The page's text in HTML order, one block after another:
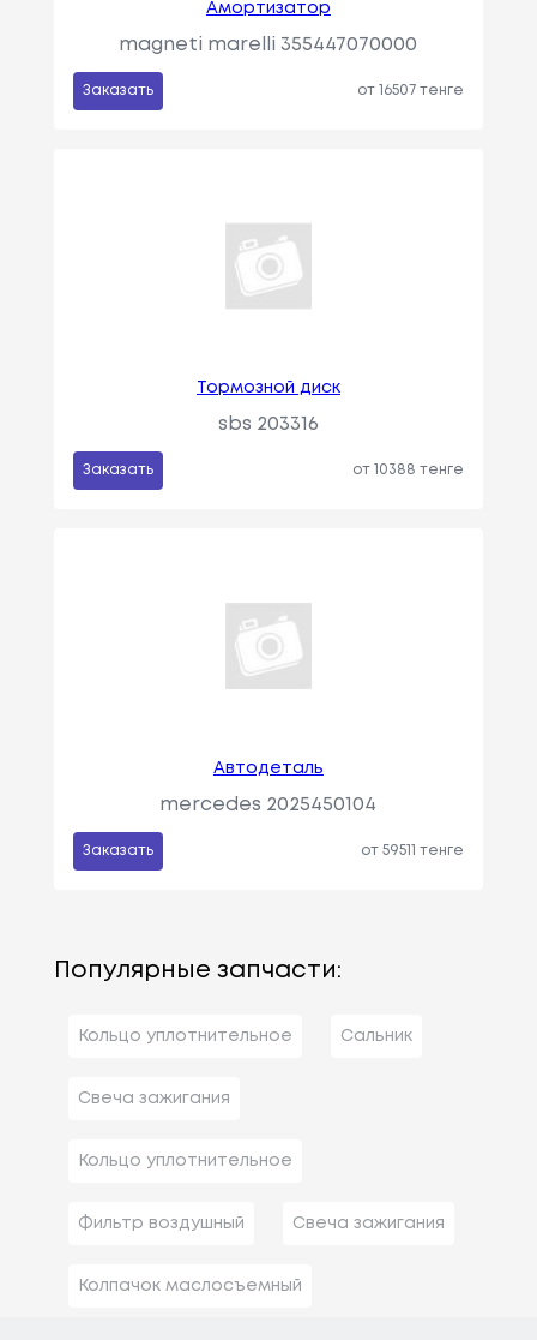
Амортизатор
magneti marelli 355447070000
Заказать от 16507 тенге
Тормозной диск
sbs 203316
Заказать от 10388 тенге
Автодеталь
mercedes 2025450104
Заказать от 59511 тенге
Популярные запчасти:
Кольцо уплотнительное Сальник
Свеча зажигания
Кольцо уплотнительное
Фильтр воздушный Свеча зажигания
Колпачок маслосъемный